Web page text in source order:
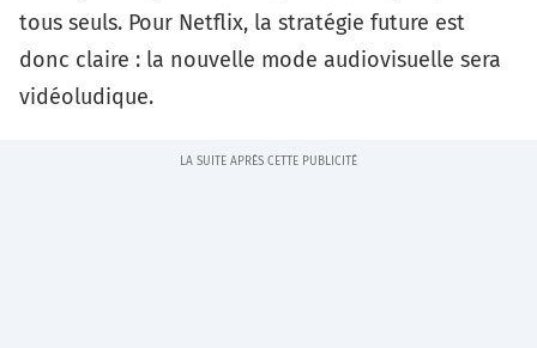
tous seuls. Pour Netflix, la stratégie future est
donc claire : la nouvelle mode audiovisuelle sera
vidéoludique.